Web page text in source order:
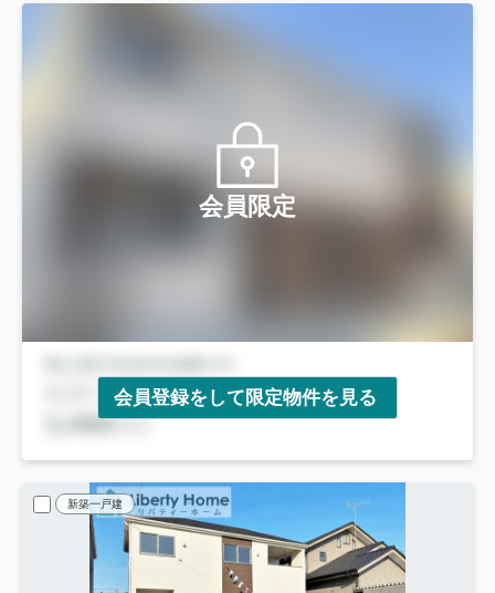
会員限定
会員登録をして限定物件を見る
新築一戸建